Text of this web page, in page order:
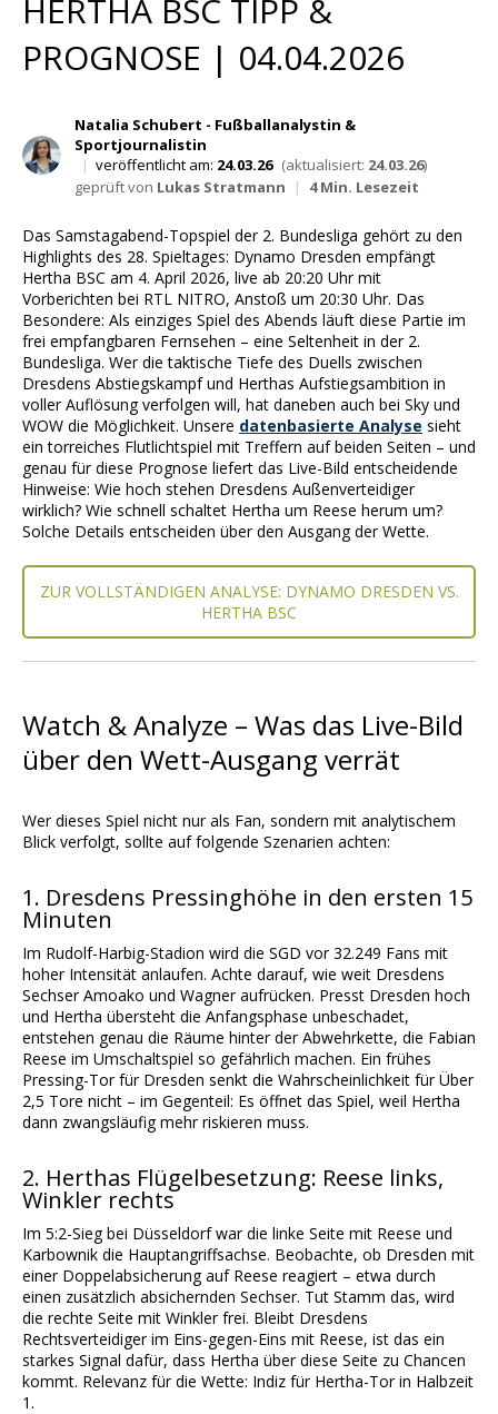
Wett Tipps für Heute
HERTHA BSC TIPP &
PROGNOSE | 04.04.2026
Natalia Schubert - Fußballanalystin &
Sportjournalistin
| veröffentlicht am: 24.03.26 (aktualisiert: 24.03.26)
geprüft von Lukas Stratmann | 4 Min. Lesezeit
Das Samstagabend-Topspiel der 2. Bundesliga gehört zu den
Highlights des 28. Spieltages: Dynamo Dresden empfängt
Hertha BSC am 4. April 2026, live ab 20:20 Uhr mit
Vorberichten bei RTL NITRO, Anstoß um 20:30 Uhr. Das
Besondere: Als einziges Spiel des Abends läuft diese Partie im
frei empfangbaren Fernsehen – eine Seltenheit in der 2.
Bundesliga. Wer die taktische Tiefe des Duells zwischen
Dresdens Abstiegskampf und Herthas Aufstiegsambition in
voller Auflösung verfolgen will, hat daneben auch bei Sky und
WOW die Möglichkeit. Unsere datenbasierte Analyse sieht
ein torreiches Flutlichtspiel mit Treffern auf beiden Seiten – und
genau für diese Prognose liefert das Live-Bild entscheidende
Hinweise: Wie hoch stehen Dresdens Außenverteidiger
wirklich? Wie schnell schaltet Hertha um Reese herum um?
Solche Details entscheiden über den Ausgang der Wette.
ZUR VOLLSTÄNDIGEN ANALYSE: DYNAMO DRESDEN VS.
HERTHA BSC
Watch & Analyze – Was das Live-Bild
über den Wett-Ausgang verrät
Wer dieses Spiel nicht nur als Fan, sondern mit analytischem
Blick verfolgt, sollte auf folgende Szenarien achten:
1. Dresdens Pressinghöhe in den ersten 15
Minuten
Im Rudolf-Harbig-Stadion wird die SGD vor 32.249 Fans mit
hoher Intensität anlaufen. Achte darauf, wie weit Dresdens
Sechser Amoako und Wagner aufrücken. Presst Dresden hoch
und Hertha übersteht die Anfangsphase unbeschadet,
entstehen genau die Räume hinter der Abwehrkette, die Fabian
Reese im Umschaltspiel so gefährlich machen. Ein frühes
Pressing-Tor für Dresden senkt die Wahrscheinlichkeit für Über
2,5 Tore nicht – im Gegenteil: Es öffnet das Spiel, weil Hertha
dann zwangsläufig mehr riskieren muss.
2. Herthas Flügelbesetzung: Reese links,
Winkler rechts
Im 5:2-Sieg bei Düsseldorf war die linke Seite mit Reese und
Karbownik die Hauptangriffsachse. Beobachte, ob Dresden mit
einer Doppelabsicherung auf Reese reagiert – etwa durch
einen zusätzlich absichernden Sechser. Tut Stamm das, wird
die rechte Seite mit Winkler frei. Bleibt Dresdens
Rechtsverteidiger im Eins-gegen-Eins mit Reese, ist das ein
starkes Signal dafür, dass Hertha über diese Seite zu Chancen
kommt. Relevanz für die Wette: Indiz für Hertha-Tor in Halbzeit
1.